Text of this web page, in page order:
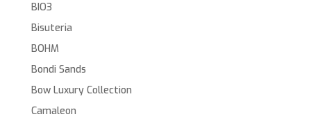
BIO3
Bisuteria
BOHM
Bondi Sands
Bow Luxury Collection
Camaleon